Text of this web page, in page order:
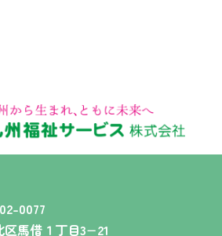
0077
馬借１丁目3−21